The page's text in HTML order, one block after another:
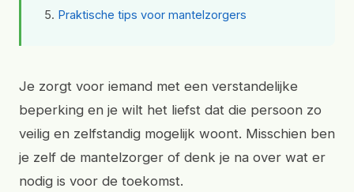
Praktische tips voor mantelzorgers
Je zorgt voor iemand met een verstandelijke
beperking en je wilt het liefst dat die persoon zo
veilig en zelfstandig mogelijk woont. Misschien ben
je zelf de mantelzorger of denk je na over wat er
nodig is voor de toekomst.